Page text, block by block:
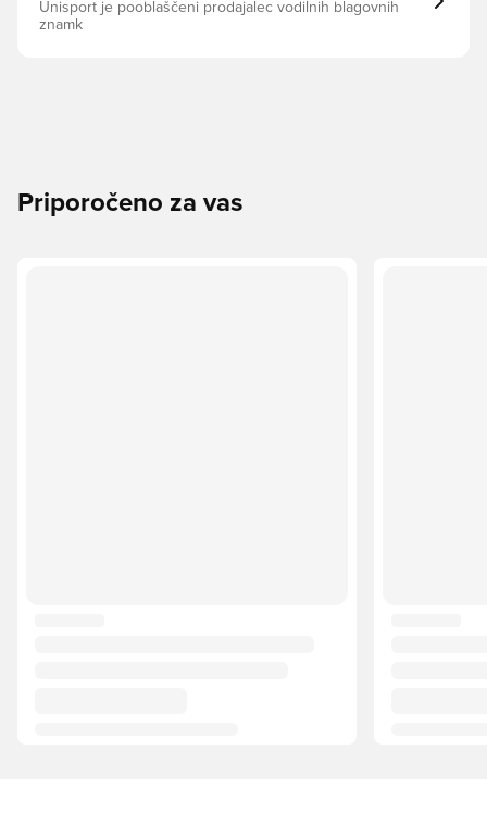
Unisport je pooblaščeni prodajalec vodilnih blagovnih
znamk
Priporočeno za vas